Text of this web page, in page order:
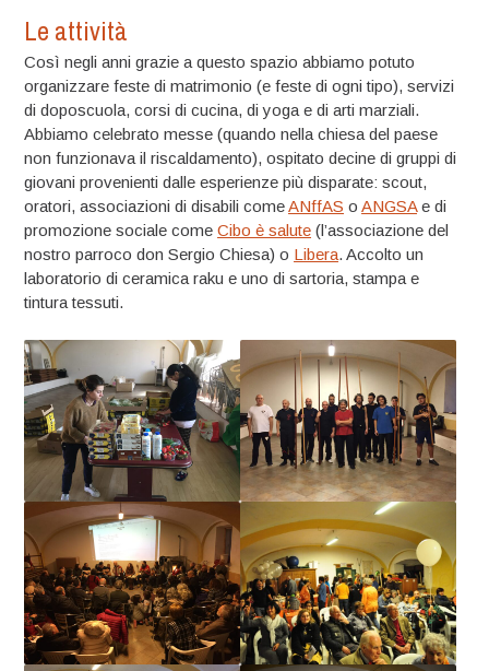
Le attività
Così negli anni grazie a questo spazio abbiamo potuto
organizzare feste di matrimonio (e feste di ogni tipo), servizi
di doposcuola, corsi di cucina, di yoga e di arti marziali.
Abbiamo celebrato messe (quando nella chiesa del paese
non funzionava il riscaldamento), ospitato decine di gruppi di
giovani provenienti dalle esperienze più disparate: scout,
oratori, associazioni di disabili comeANffAS oANGSAe di
promozione sociale comeCibo è salute (l’associazione del
nostro parroco don Sergio Chiesa) o Libera. Accolto un
laboratorio di ceramica raku e uno di sartoria, stampa e
tintura tessuti.